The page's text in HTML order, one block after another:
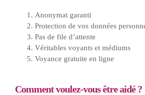
Anonymat garanti
Protection de vos données
Pas de file d’attente
Véritables voyants et médiums
Voyance gratuite en ligne
Comment voulez-vous être aidé ?